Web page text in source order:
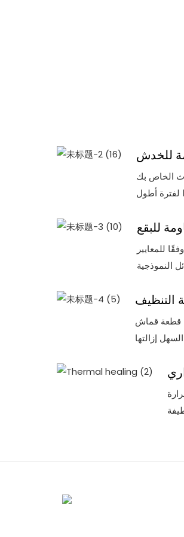
للخدش
الخاص بك
للبقع
للمعايير
التنظيف
قطعة قماش